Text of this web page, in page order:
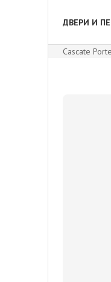
ДВЕРИ И
Cascate Porte